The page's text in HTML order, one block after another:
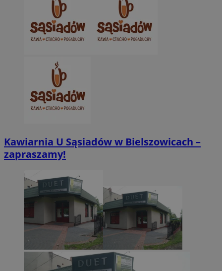
Kawiarnia U Sąsiadów w Bielszowicach –
zapraszamy!